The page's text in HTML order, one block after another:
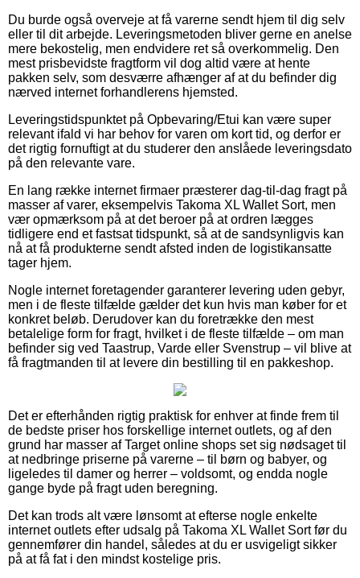
Du burde også overveje at få varerne sendt hjem til dig selv
eller til dit arbejde. Leveringsmetoden bliver gerne en anelse
mere bekostelig, men endvidere ret så overkommelig. Den
mest prisbevidste fragtform vil dog altid være at hente
pakken selv, som desværre afhænger af at du befinder dig
nærved internet forhandlerens hjemsted.
Leveringstidspunktet på Opbevaring/Etui kan være super
relevant ifald vi har behov for varen om kort tid, og derfor er
det rigtig fornuftigt at du studerer den anslåede leveringsdato
på den relevante vare.
En lang række internet firmaer præsterer dag-til-dag fragt på
masser af varer, eksempelvis Takoma XL Wallet Sort, men
vær opmærksom på at det beroer på at ordren lægges
tidligere end et fastsat tidspunkt, så at de sandsynligvis kan
nå at få produkterne sendt afsted inden de logistikansatte
tager hjem.
Nogle internet foretagender garanterer levering uden gebyr,
men i de fleste tilfælde gælder det kun hvis man køber for et
konkret beløb. Derudover kan du foretrække den mest
betalelige form for fragt, hvilket i de fleste tilfælde – om man
befinder sig ved Taastrup, Varde eller Svenstrup – vil blive at
få fragtmanden til at levere din bestilling til en pakkeshop.
Det er efterhånden rigtig praktisk for enhver at finde frem til
de bedste priser hos forskellige internet outlets, og af den
grund har masser af Target online shops set sig nødsaget til
at nedbringe priserne på varerne – til børn og babyer, og
ligeledes til damer og herrer – voldsomt, og endda nogle
gange byde på fragt uden beregning.
Det kan trods alt være lønsomt at efterse nogle enkelte
internet outlets efter udsalg på Takoma XL Wallet Sort før du
gennemfører din handel, således at du er usvigeligt sikker
på at få fat i den mindst kostelige pris.